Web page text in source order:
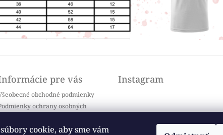
cookie, aby sme vám
pre vás
obchodné podmienky
ochrany osobných
Doprava a platba
Instagram